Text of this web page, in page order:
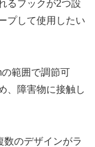
るフックが2つ設
プして使用したい
範囲で調節可
、障害物に接触し
数のデザインがラ